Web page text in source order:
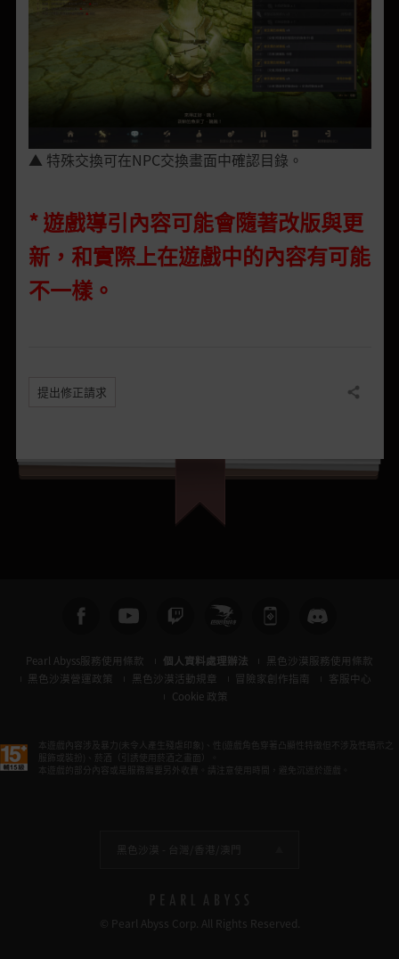
▲ 特殊交換可在NPC交換畫面中確認目錄。
* 遊戲導引內容可能會隨著改版與更
新，和實際上在遊戲中的內容有可能
不一樣。
提出修正請求 分享
Pearl Abyss服務使用條款 個人資料處理辦法
黑色沙漠服務使用條款
黑色沙漠營運政策
黑色沙漠活動規章 冒險家創作指南
客服中心
Cookie 政策
本遊戲內容涉及暴力(未令人產生殘虐印象)、性(遊戲角色穿著凸顯性特徵但不涉及性暗示之
服飾或裝扮)、菸酒（引誘使用菸酒之畫面）。
本遊戲的部分內容或是服務需要另外收費。請注意使用時間，避免沉迷於遊戲。
黑色沙漠 - 台灣/香港/澳門
© Pearl Abyss Corp. All Rights Reserved.